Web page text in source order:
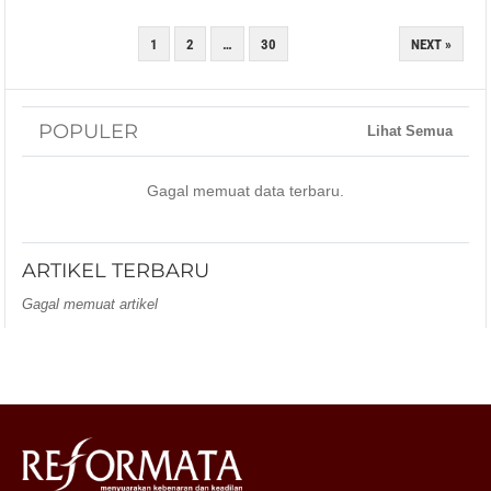
1 2 … 30 NEXT »
POPULER Lihat Semua
Gagal memuat data terbaru.
ARTIKEL TERBARU
Gagal memuat artikel